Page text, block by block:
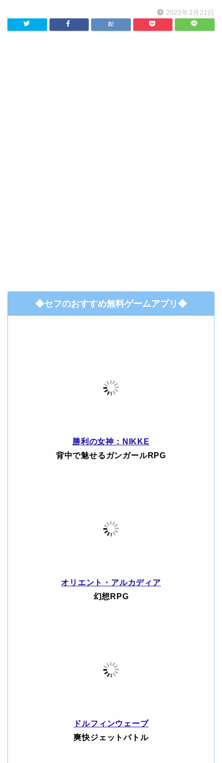
2022年3月21日
◆セフのおすすめ無料ゲームアプリ◆
勝利の女神：NIKKE
背中で魅せるガンガールRPG
オリエント・アルカディア
幻想RPG
ドルフィンウェーブ
爽快ジェットバトル